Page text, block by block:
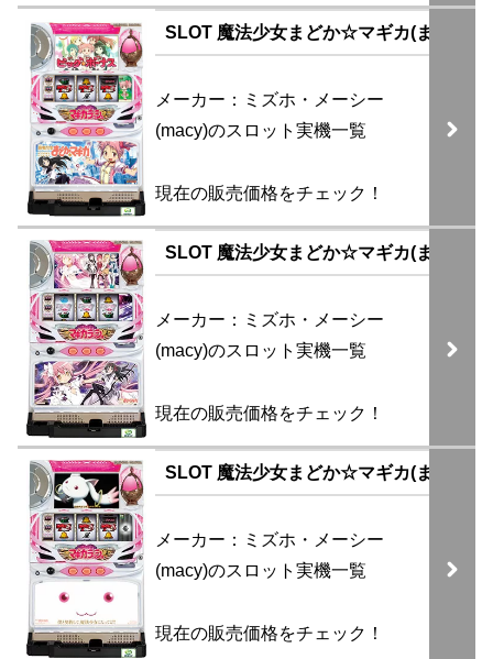
SLOT 魔法少女まどか☆マギカ(まどマギ)
メーカー：ミズホ・メーシー
(macy)のスロット実機一覧
現在の販売価格をチェック！
SLOT 魔法少女まどか☆マギカ(まどマギ
メーカー：ミズホ・メーシー
(macy)のスロット実機一覧
現在の販売価格をチェック！
SLOT 魔法少女まどか☆マギカ(まどマギ
メーカー：ミズホ・メーシー
(macy)のスロット実機一覧
現在の販売価格をチェック！